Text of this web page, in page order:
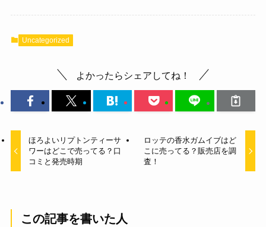
Uncategorized
よかったらシェアしてね！
ほろよいリプトンティーサ
ワーはどこで売ってる？口
コミと発売時期
ロッテの香水ガムイブはど
こに売ってる？販売店を調
査！
この記事を書いた人